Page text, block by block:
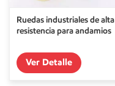
Ruedas industriales de alta
resistencia para andamios
Ver Detalle